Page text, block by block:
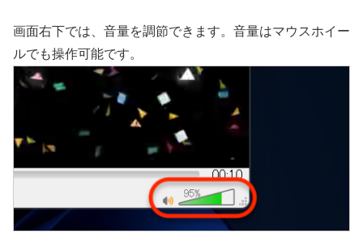
画面右下では、音量を調節できます。音量はマウスホイー
ルでも操作可能です。